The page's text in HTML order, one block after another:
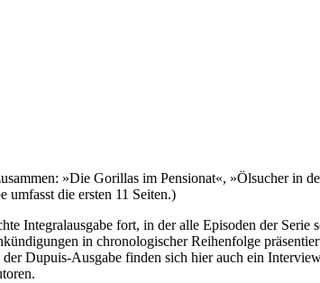
»Die Gorillas im Pensionat«, »Ölsucher in
die ersten 11 Seiten.)
Integralausgabe fort, in der alle Episoden der
in chronologischer Reihenfolge
Dupuis-Ausgabe finden sich hier auch ein